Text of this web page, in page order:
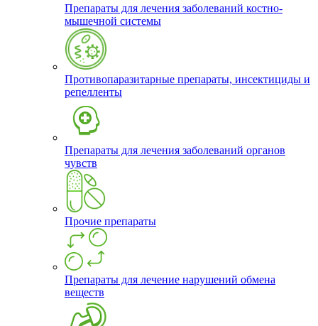
Препараты для лечения заболеваний костно-
мышечной системы
Противопаразитарные препараты, инсектициды и
репелленты
Препараты для лечения заболеваний органов
чувств
Прочие препараты
Препараты для лечение нарушений обмена
веществ